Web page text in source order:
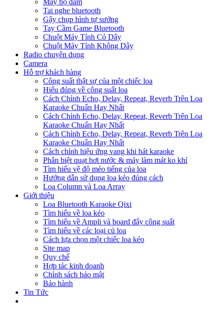
Máy bộ đàm
Tai nghe bluetooth
Gậy chụp hình tự sướng
Tay Cầm Game Bluetooth
Chuột Máy Tính Có Dây
Chuột Máy Tính Không Dây
Radio chuyên dụng
Camera
Hỗ trợ khách hàng
Công suất thật sự của một chiếc loa
Hiểu đúng về công suất loa
Cách Chỉnh Echo, Delay, Repeat, Reverb Trên Loa
Karaoke Chuẩn Hay Nhất
Cách Chỉnh Echo, Delay, Repeat, Reverb Trên Loa
Karaoke Chuẩn Hay Nhất
Cách Chỉnh Echo, Delay, Repeat, Reverb Trên Loa
Karaoke Chuẩn Hay Nhất
Cách chỉnh hiệu ứng vang khi hát karaoke
Phân biệt quạt hơi nước & máy làm mát ko khí
Tìm hiểu vệ độ méo tiếng của loa
Hướng dẫn sử dụng loa kéo đúng cách
Loa Column và Loa Array
Giới thiệu
Loa Bluetooth Karaoke Qixi
Tìm hiểu về loa kéo
Tìm hiểu về Ampli và board đẩy công suất
Tìm hiểu về các loại củ loa
Cách lựa chọn một chiếc loa kéo
Site map
Quy chế
Hợp tác kinh doanh
Chính sách bảo mật
Bảo hành
Tin Tức